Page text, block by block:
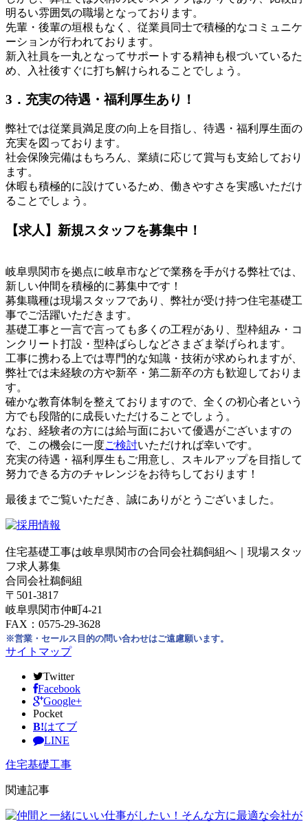
明るい雰囲気の職場となっております。
先輩・後輩の垣根もなく、従業員同士で積極的なコミュニケ
ーションが行われております。
新入社員を一丸となってサポートする精神も根づいているた
め、入社後すぐに打ち解けられることでしょう。
3．充実の待遇・福利厚生あり！
弊社では従業員満足度の向上を目指し、待遇・福利厚生面の
充実を図っております。
社会保険完備はもちろん、業績に応じて賞与も支給しており
ます。
休暇も積極的に設けているため、働きやすさを実感いただけ
ることでしょう。
【求人】新規スタッフを募集中！
岐阜県関市を拠点に岐阜市などで業務を手がける弊社では、
新しい仲間を積極的に募集中です！
募集職種は現場スタッフであり、弊社が受け持つ住宅基礎工
事でご活躍いただきます。
基礎工事と一言で言っても多くの工程があり、型枠組み・コ
ンクリート打設・型枠ばらしなどさまざま挙げられます。
工事に携わる上では専門的な知識・技術が求められますが、
弊社では未経験の方や新卒・第二新卒の方も歓迎しておりま
す。
確かな教育体制を整えておりますので、全くの初心者という
方でも段階的に成長いただけることでしょう。
なお、経験者の方には給与面において優遇がございますの
で、この機会に一度ご検討いただければ幸いです。
充実の待遇・福利厚生もご用意し、スキルアップを目指して
努力できる方のチャレンジをお待ちしております！
最後までご覧いただき、誠にありがとうございました。
住宅基礎工事は岐阜県関市の合同会社鵜飼組へ｜現場スタッ
フ求人募集
合同会社鵜飼組
〒501-3817
岐阜県関市仲町4-21
FAX：0575-29-3628
※営業・セールス目的の問い合わせはご遠慮願います。
サイトマップ
Twitter
Facebook
Google+
Pocket
B!はてブ
LINE
住宅基礎工事
関連記事